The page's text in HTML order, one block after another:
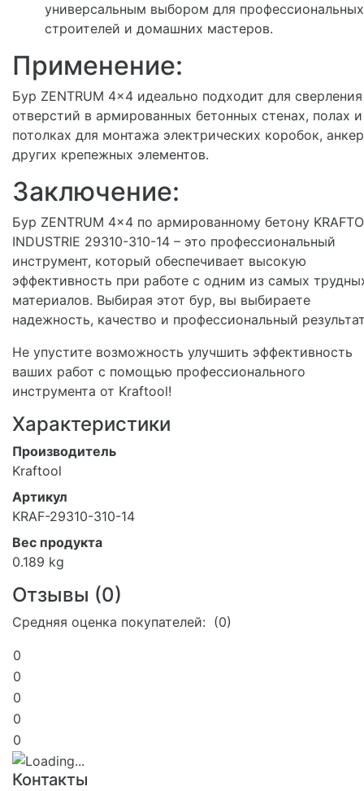
универсальным выбором для профессиональных
строителей и домашних мастеров.
Применение:
Бур ZENTRUM 4x4 идеально подходит для сверления
отверстий в армированных бетонных стенах, полах и
потолках для монтажа электрических коробок,
других крепежных элементов.
Заключение:
Бур ZENTRUM 4x4 по армированному бетону
INDUSTRIE 29310-310-14 – это профессиональный
инструмент, который обеспечивает высокую
эффективность при работе с одним из самых
материалов. Выбирая этот бур, вы выбираете
надежность, качество и профессиональный
Не упустите возможность улучшить эффективность
ваших работ с помощью профессионального
инструмента от Kraftool!
Характеристики
Производитель
Kraftool
Артикул
KRAF-29310-310-14
Вес продукта
0.189 kg
Отзывы (0)
Средняя оценка покупателей: (0)
0
0
0
0
0
Контакты